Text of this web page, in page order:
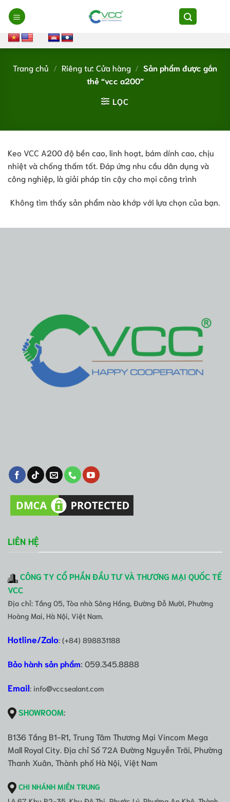
Chuyển
đến
nội
dung
Trang chủ / Riêng tư: Cửa hàng / Sản phẩm được gắn
thẻ “vcc a200”
LỌC
Keo VCC A200 độ bền cao, linh hoạt, bám dính cao, chịu
nhiệt và chống thấm tốt. Đáp ứng nhu cầu dân dụng và
công nghiệp, là giải pháp tin cậy cho mọi công trình
Không tìm thấy sản phẩm nào khớp với lựa chọn của bạn.
LIÊN HỆ
CÔNG TY CỔ PHẦN ĐẦU TƯ VÀ THƯƠNG MẠI QUỐC TẾ
VCC
Địa chỉ: Tầng 05, Tòa nhà Sông Hồng, Đường Đỗ Mười, Phường
Hoàng Mai, Hà Nội, Việt Nam.
Hotline/Zalo: (+84) 898831188
Bảo hành sản phẩm: 059.345.8888
Email: info@vccsealant.com
SHOWROOM:
B136 Tầng B1-R1, Trung Tâm Thương Mại Vincom Mega
Mall Royal City. Địa chỉ Số 72A Đường Nguyễn Trãi, Phường
Thanh Xuân, Thành phố Hà Nội, Việt Nam
CHI NHÁNH MIỀN TRUNG